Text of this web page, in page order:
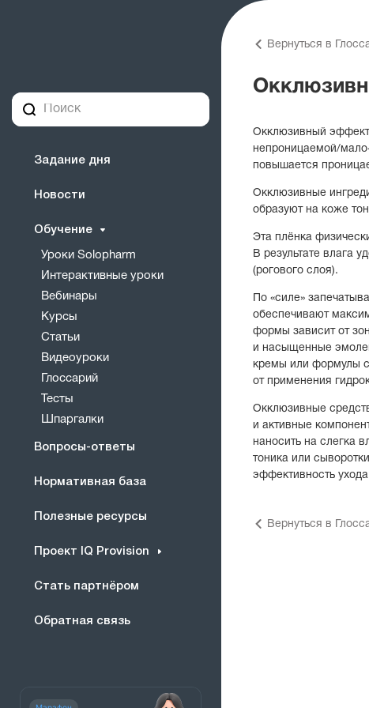
Задание дня
Новости
Обучение
Уроки Solopharm
Интерактивные уроки
Вебинары
Курсы
Статьи
Видеоуроки
Глоссарий
Тесты
Шпаргалки
Вопросы-ответы
Нормативная база
Полезные ресурсы
Проект IQ Provision
Стать партнёром
Обратная связь
Вернуться в
Окклюзивный
непроницаемой/
повышается
Окклюзивные
образуют на коже
Эта плёнка
В результате влага
(рогового слоя).
По «силе»
обеспечивают
формы зависит от
и насыщенные
кремы или формулы
от применения
Окклюзивные
и активные
наносить на слегка
тоника или
эффективность
Вернуться в